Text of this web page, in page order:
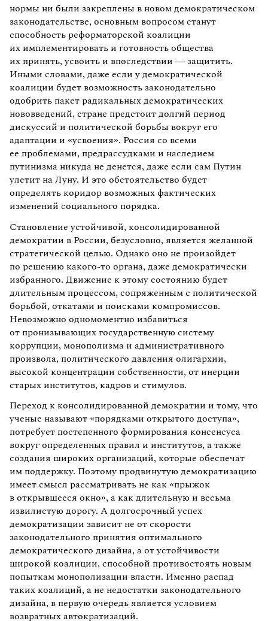
нормы ни были закреплены в новом демократическом
законодательстве, основным вопросом станут
способность реформаторской коалиции
их имплементировать и готовность общества
их принять, усвоить и впоследствии — защитить.
Иными словами, даже если у демократической
коалиции будет возможность законодательно
одобрить пакет радикальных демократических
нововведений, стране предстоит долгий период
дискуссий и политической борьбы вокруг его
адаптации и «усвоения». Россия со всеми
ее проблемами, предрассудками и наследием
путинизма никуда не денется, даже если сам Путин
улетит на Луну. И это обстоятельство будет
определять коридор возможных фактических
изменений социального порядка.
Становление устойчивой, консолидированной
демократии в России, безусловно, является желанной
стратегической целью. Однако оно не произойдет
по решению какого-то органа, даже демократически
избранного. Движение к этому состоянию будет
длительным процессом, сопряженным с политической
борьбой, откатами и поисками компромиссов.
Невозможно одномоментно избавиться
от пронизывающих государственную систему
коррупции, монополизма и административного
произвола, политического давления олигархии,
высокой концентрации собственности, от инерции
старых институтов, кадров и стимулов.
Переход к консолидированной демократии и тому, что
ученые называют «порядками открытого доступа»,
потребует постепенного формирования консенсуса
вокруг определенных правил и институтов, а также
создания широких организаций, которые обеспечат
им поддержку. Поэтому продвинутую демократизацию
имеет смысл рассматривать не как «прыжок
в открывшееся окно», а как длительную и весьма
извилистую дорогу. А долгосрочный успех
демократизации зависит не от скорости
законодательного принятия оптимального
демократического дизайна, а от устойчивости
широкой коалиции, способной противостоять новым
попыткам монополизации власти. Именно распад
таких коалиций, а не недостатки законодательного
дизайна, в первую очередь является условием
возвратных автократизаций.